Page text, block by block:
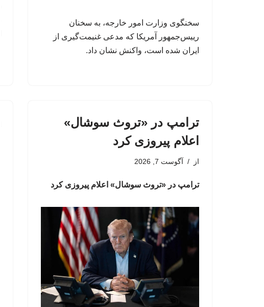
سخنگوی وزارت امور خارجه، به سخنان
رییس‌جمهور آمریکا که مدعی غنیمت‌گیری از
ایران شده است، واکنش نشان داد.
ترامپ در «تروث سوشال»
اعلام پیروزی کرد
از آگوست 7, 2026
ترامپ در «تروث سوشال» اعلام پیروزی کرد